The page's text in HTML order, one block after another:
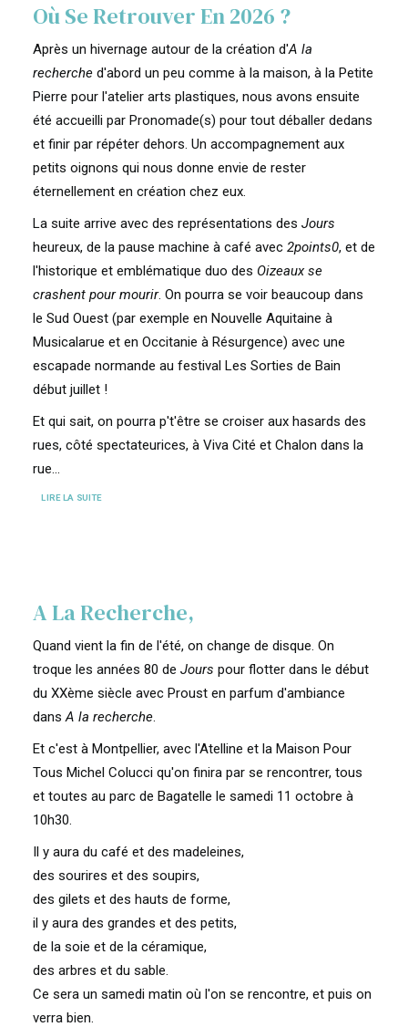
Où Se Retrouver En 2026 ?
Après un hivernage autour de la création d'A la
recherche d'abord un peu comme à la maison, à la Petite
Pierre pour l'atelier arts plastiques, nous avons ensuite
été accueilli par Pronomade(s) pour tout déballer dedans
et finir par répéter dehors. Un accompagnement aux
petits oignons qui nous donne envie de rester
éternellement en création chez eux.
La suite arrive avec des représentations des Jours
heureux, de la pause machine à café avec 2points0, et de
l'historique et emblématique duo des Oizeaux se
crashent pour mourir. On pourra se voir beaucoup dans
le Sud Ouest (par exemple en Nouvelle Aquitaine à
Musicalarue et en Occitanie à Résurgence) avec une
escapade normande au festival Les Sorties de Bain
début juillet !
Et qui sait, on pourra p't'être se croiser aux hasards des
rues, côté spectateurices, à Viva Cité et Chalon dans la
rue...
LIRE LA SUITE
A La Recherche,
Quand vient la fin de l'été, on change de disque. On
troque les années 80 de Jours pour flotter dans le début
du XXème siècle avec Proust en parfum d'ambiance
dansA la recherche.
Et c'est à Montpellier, avec l'Atelline et la Maison Pour
Tous Michel Colucci qu'on finira par se rencontrer, tous
et toutes au parc de Bagatelle le samedi 11 octobre à
10h30.
Il y aura du café et des madeleines,
des sourires et des soupirs,
des gilets et des hauts de forme,
il y aura des grandes et des petits,
de la soie et de la céramique,
des arbres et du sable.
Ce sera un samedi matin où l'on se rencontre, et puis on
verra bien.